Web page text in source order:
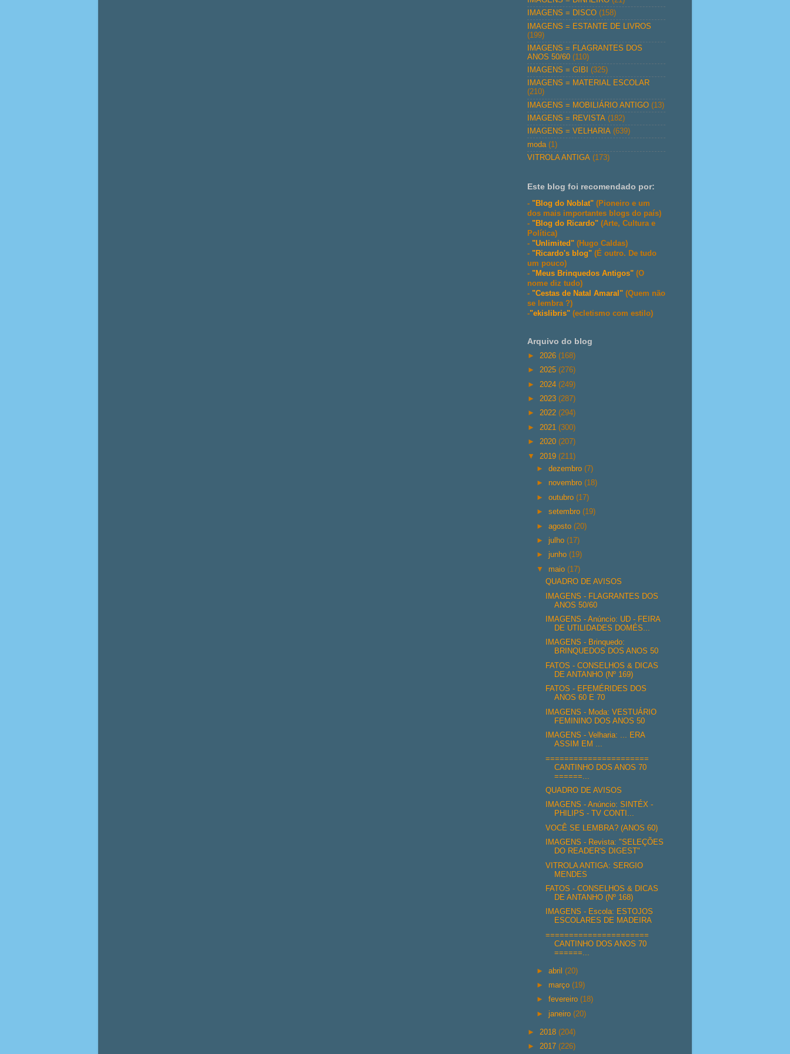
IMAGENS = DISCO (158)
IMAGENS = ESTANTE DE LIVROS
(199)
IMAGENS = FLAGRANTES DOS
ANOS 50/60 (110)
IMAGENS = GIBI
(325)
IMAGENS = MATERIAL ESCOLAR
(210)
IMAGENS = MOBILIÁRIO ANTIGO (13)
IMAGENS = REVISTA (182)
IMAGENS = VELHARIA (639)
moda (1)
VITROLA ANTIGA (173)
Este blog foi recomendado por:
- "Blog do Noblat" (Pioneiro e um
dos mais importantes blogs do país)
- "Blog do Ricardo" (Arte, Cultura e
Política)
- "Unlimited" (Hugo Caldas)
- "Ricardo's blog" (É outro. De tudo
um pouco)
- "Meus Brinquedos Antigos" (O
nome diz tudo)
- "Cestas de Natal Amaral" (Quem não
se lembra ?)
-"ekislibris" (ecletismo com estilo)
Arquivo do blog
► 2026 (168)
► 2025 (276)
► 2024 (249)
► 2023 (287)
► 2022 (294)
► 2021 (300)
► 2020 (207)
▼ 2019 (211)
►dezembro(7)
► novembro(18)
►outubro(17)
►setembro(19)
►agosto(20)
►julho(17)
►junho(19)
▼ maio(17)
QUADRO DE AVISOS
IMAGENS - FLAGRANTES DOS
ANOS 50/60
IMAGENS - Anúncio: UD - FEIRA
DE UTILIDADES DOMÉS...
IMAGENS - Brinquedo:
BRINQUEDOS DOS ANOS 50
FATOS - CONSELHOS & DICAS
DE ANTANHO (Nº 169)
FATOS - EFEMÉRIDES DOS
ANOS 60 E 70
IMAGENS - Moda: VESTUÁRIO
FEMININO DOS ANOS 50
IMAGENS - Velharia: ... ERA
ASSIM EM ...
======================
CANTINHO DOS ANOS 70
======...
QUADRO DE AVISOS
IMAGENS - Anúncio: SINTÉX -
PHILIPS - TV CONTI...
VOCÊ SE LEMBRA? (ANOS 60)
IMAGENS - Revista: "SELEÇÕES
DO READER'S DIGEST"
VITROLA ANTIGA: SERGIO
MENDES
FATOS - CONSELHOS & DICAS
DE ANTANHO (Nº 168)
IMAGENS - Escola: ESTOJOS
ESCOLARES DE MADEIRA
======================
CANTINHO DOS ANOS 70
======...
►abril(20)
► março(19)
►fevereiro(18)
►janeiro(20)
► 2018 (204)
► 2017 (226)